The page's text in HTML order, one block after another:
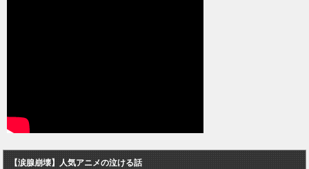
【涙腺崩壊】人気アニメの泣ける話